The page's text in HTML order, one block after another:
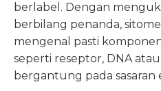
berlabel. Dengan
berbilang penanda,
mengenal pasti
seperti reseptor, DNA
bergantung pada sasaran